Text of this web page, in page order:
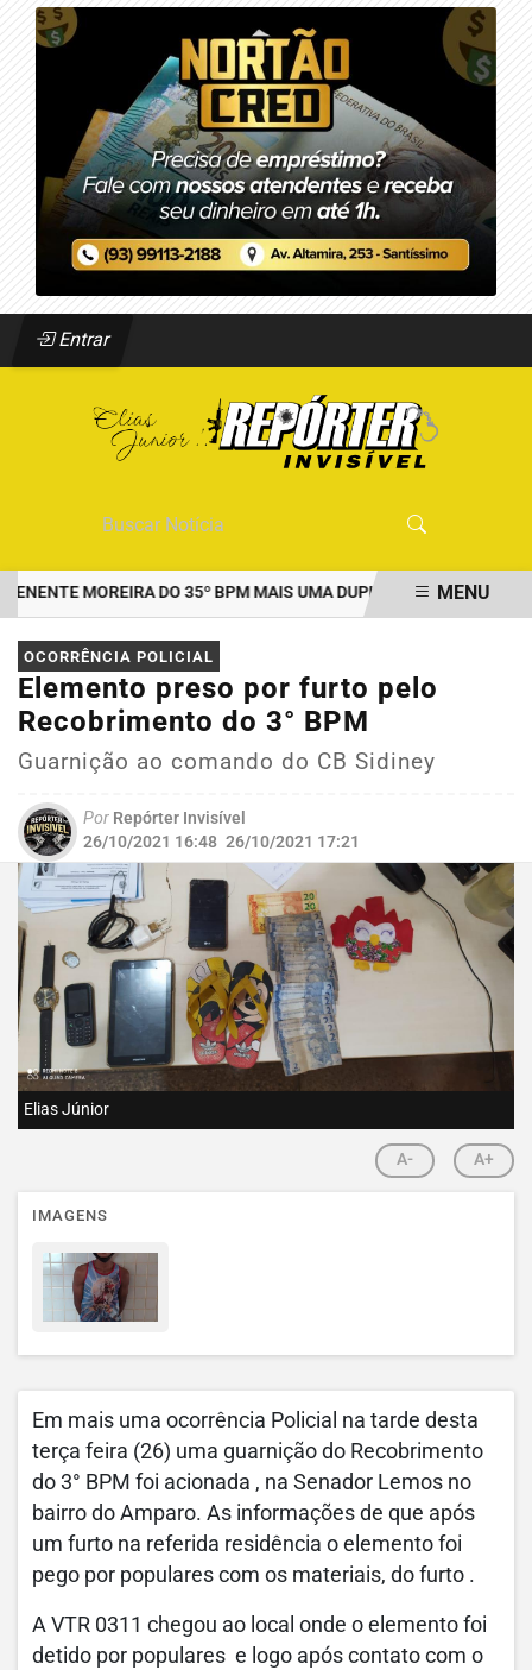
Entrar
MOREIRA DO 35º BPM MAIS UMA DUPLA PRESA POR TRÁFICO
EM ALTA
MENU
OCORRÊNCIA POLICIAL
Elemento preso por furto pelo
Recobrimento do 3° BPM
Guarnição ao comando do CB Sidiney
Por Repórter Invisível
26/10/2021 16:48 26/10/2021 17:21
Elias Júnior
A- A+
IMAGENS
Em mais uma ocorrência Policial na tarde desta
terça feira (26) uma guarnição do Recobrimento
do 3° BPM foi acionada , na Senador Lemos no
bairro do Amparo. As informações de que após
um furto na referida residência o elemento foi
pego por populares com os materiais, do furto .
A VTR 0311 chegou ao local onde o elemento foi
detido por populares e logo após contato com o